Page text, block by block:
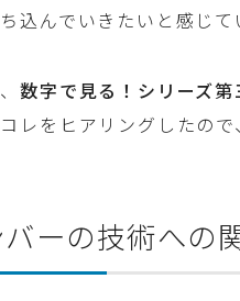
込んでいきたいと感じて
数字で見る！シリーズ第
レをヒアリングしたの
ーの技術への